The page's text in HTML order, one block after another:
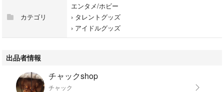
コメントのお返事は仕事の関係上夜遅くになります。
即購入OKです。
■撮影写真は照明の関係で色に多少の誤差がある場合がございます。
整理の為出品します。
自宅保管の為完璧を求める方、神経質な方はご遠慮下さい。
カテゴリ
エンタメ/ホビー
› タレントグッズ
› アイドルグッズ
出品者情報
チャックshop
チャック